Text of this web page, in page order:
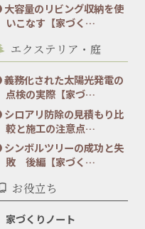
大容量のリビング収納を使
いこなす【家づく…
エクステリア・庭
義務化された太陽光発電の
点検の実際【家づ…
シロアリ防除の見積もり比
較と施工の注意点…
シンボルツリーの成功と失
敗 後編【家づく…
お役立ち
家づくりノート